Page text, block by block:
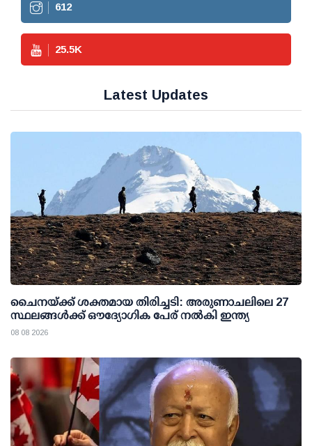
612
25.5K
Latest Updates
ചൈനയ്ക്ക് ശക്തമായ തിരിച്ചടി: അരുണാചലിലെ 27
സ്ഥലങ്ങള്‍ക്ക് ഔദ്യോഗിക പേര് നല്‍കി ഇന്ത്യ
08 08 2026